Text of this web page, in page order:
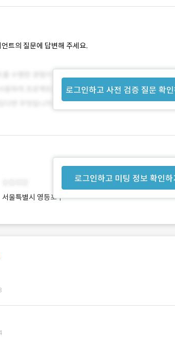
트의 질문에 답변해 주세요.
로그인하고 사전 검증 질문 확인
로그인하고 미팅 정보 확인하
서울특별시 영등포구